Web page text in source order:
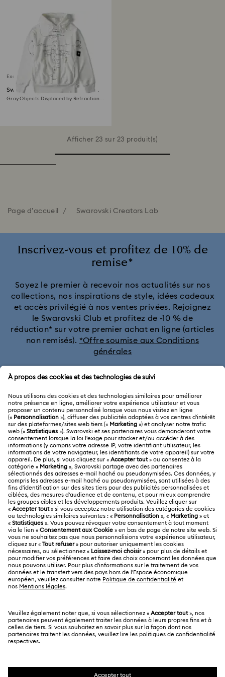
Exclusivité en ligne
Sweat à capuche ADVISORY
BOARD CRYSTALS
Gray Objects Displaced by Refraction,
Afficher 23 sur 23 produit(s)
Page d'accueil Swarovski Creators Lab
Inscrivez-vous et profitez de 10% de
remise*
Soyez le premier à recevoir nos actualités sur nos
collections, nos inspirations de style, idées cadeaux
et accès privilégié à nos ventes privées. Rejoignez
le Swarovski Club et profitez de -10 % de
réduction* sur votre premier achat en ligne (articles
non remisés). *Offre soumise aux Conditions
générales
Rejoignez le club
SERVICE CLIENTÈLE
Aperçu du service clientèle
Solde de la carte cadeau
Statut de réparation
Contactez-Nous
Calculer votre taille
Rechercher une boutique
A PROPOS
À propos de Swarovski
Emploi & Carrières
Alumni Community
Pour les professionnels
Swarovski Created Diamonds
Kristallwelten
MENTIONS LÉGALES
Conditions D’Utilisation
Conditions Générales
Politique De Confidentialité
Gestion Des Cookies
Mention Légale
Autres pays/régions
English
Deutsch Español Français
SWAROVSKI et le logo Cygne sont des marques
déposées de Swarovski AG.